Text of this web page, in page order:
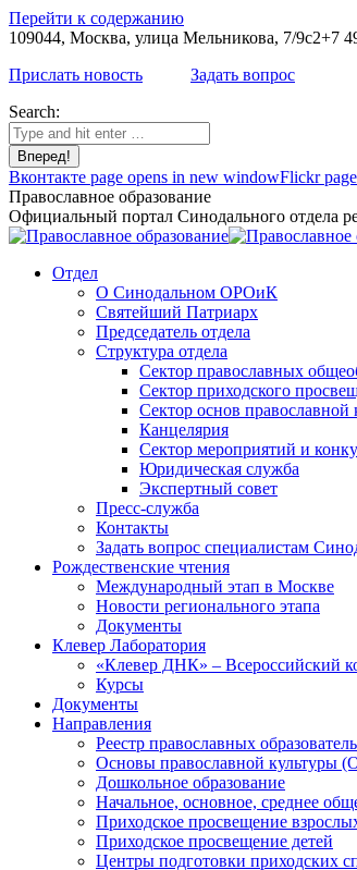
Перейти к содержанию
109044, Москва, улица Мельникова, 7/9с2+7
Прислать новость
Задать вопрос
Search:
Вконтакте page opens in new windowFlickr
Православное образование
Официальный портал Синодального отдела
Отдел
О Синодальном ОРОиК
Святейший Патриарх
Председатель отдела
Структура отдела
Сектор православных
Сектор приходского
Сектор основ православной
Канцелярия
Сектор мероприятий и
Юридическая служба
Экспертный совет
Пресс-служба
Контакты
Задать вопрос специалистам
Рождественские чтения
Международный этап в Москве
Новости регионального этапа
Документы
Клевер Лаборатория
«Клевер ДНК» – Всероссийский
Курсы
Документы
Направления
Реестр православных
Основы православной культуры
Дошкольное образование
Начальное, основное, среднее
Приходское просвещение
Приходское просвещение детей
Центры подготовки приходских